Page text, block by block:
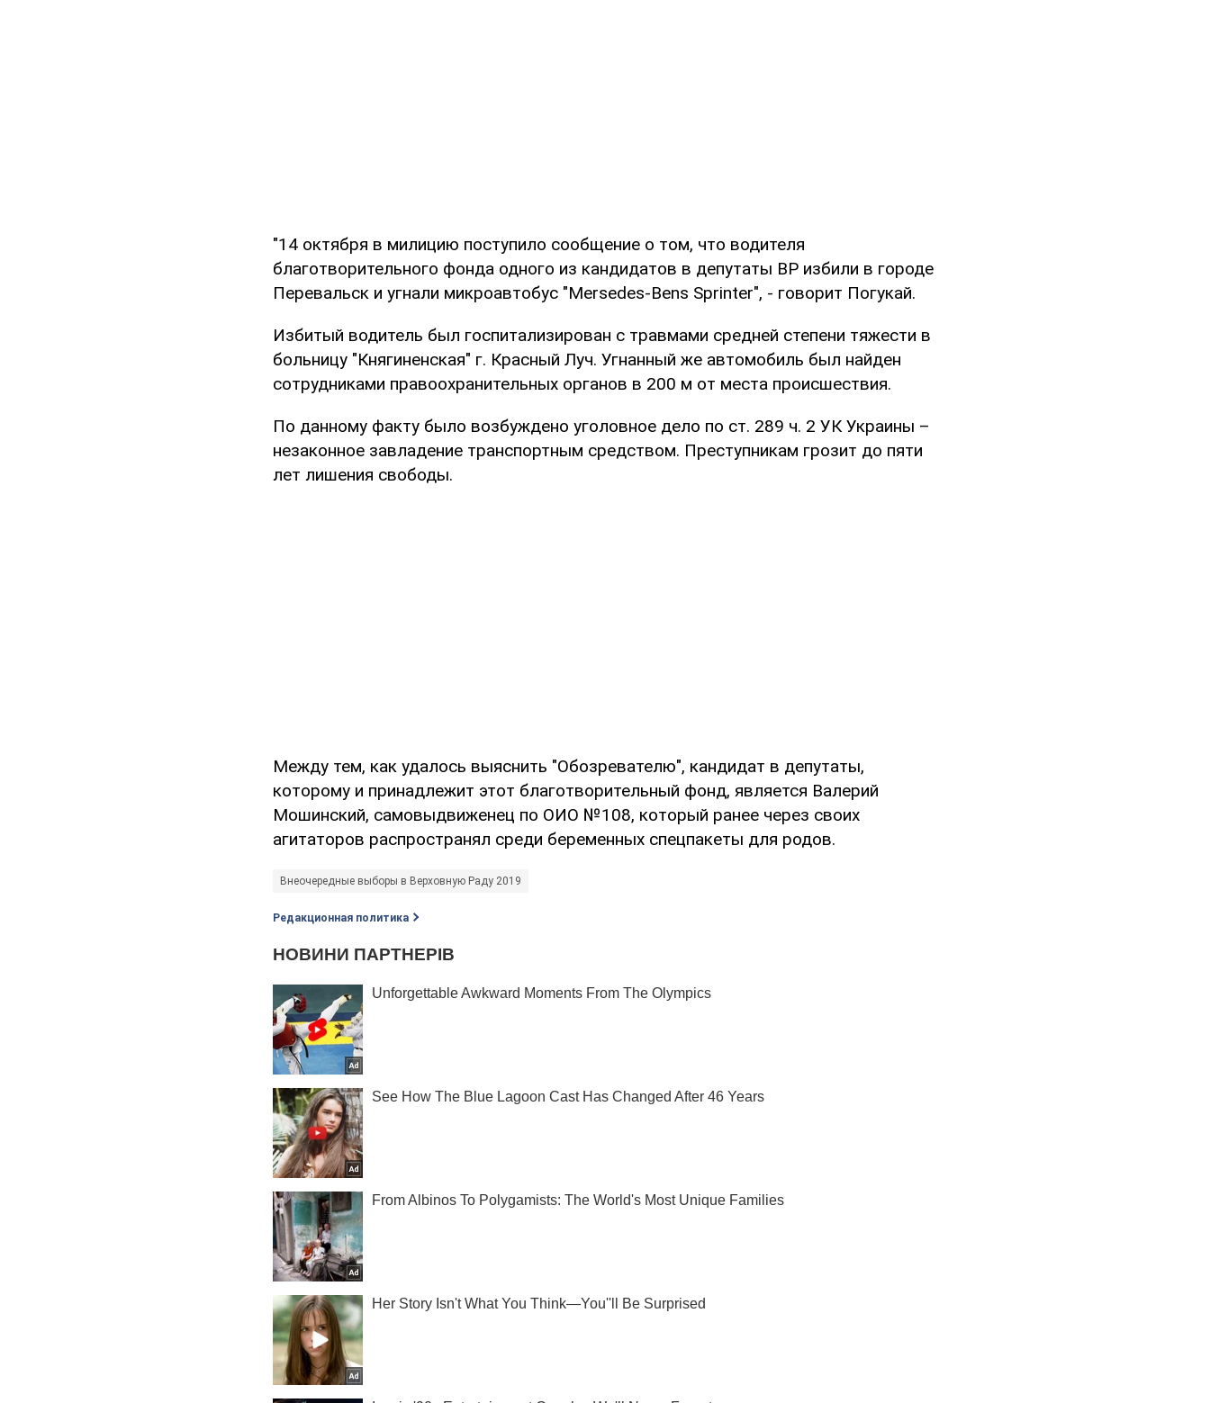
"14 октября в милицию поступило сообщение о том, что водителя
благотворительного фонда одного из кандидатов в депутаты ВР избили в городе
Перевальск и угнали микроавтобус "Mersedes-Bens Sprinter", - говорит Погукай.
Избитый водитель был госпитализирован с травмами средней степени тяжести в
больницу "Княгиненская" г. Красный Луч. Угнанный же автомобиль был найден
сотрудниками правоохранительных органов в 200 м от места происшествия.
По данному факту было возбуждено уголовное дело по ст. 289 ч. 2 УК Украины –
незаконное завладение транспортным средством. Преступникам грозит до пяти
лет лишения свободы.
Между тем, как удалось выяснить "Обозревателю", кандидат в депутаты,
которому и принадлежит этот благотворительный фонд, является Валерий
Мошинский, самовыдвиженец по ОИО №108, который ранее через своих
агитаторов распространял среди беременных спецпакеты для родов.
Внеочередные выборы в Верховную Раду 2019
Редакционная политика